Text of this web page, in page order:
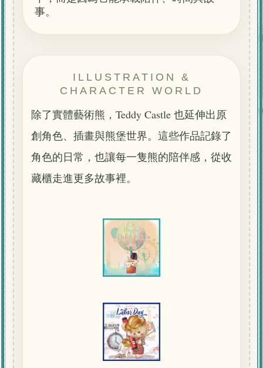
事。
ILLUSTRATION &
CHARACTER WORLD
除了實體藝術熊，Teddy Castle 也延伸出原
創角色、插畫與熊堡世界。這些作品記錄了
角色的日常，也讓每一隻熊的陪伴感，從收
藏櫃走進更多故事裡。